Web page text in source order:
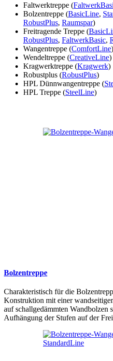
Faltwerktreppe (
Bolzentreppe (BasicLine,
RobustPlus, Raumspar)
Freitragende Treppe (
RobustPlus, FaltwerkBasic,
Wangentreppe (ComfortLine)
Wendeltreppe (CreativeLine)
Kragwerktreppe (Kragwerk)
Robustplus (RobustPlus)
HPL Dünnwangentreppe (
HPL Treppe (SteelLine)
Bolzentreppe
Charakteristisch für die
Konstruktion mit einer
auf schallgedämmten Wandbolzen
Aufhängung der Stufen auf der